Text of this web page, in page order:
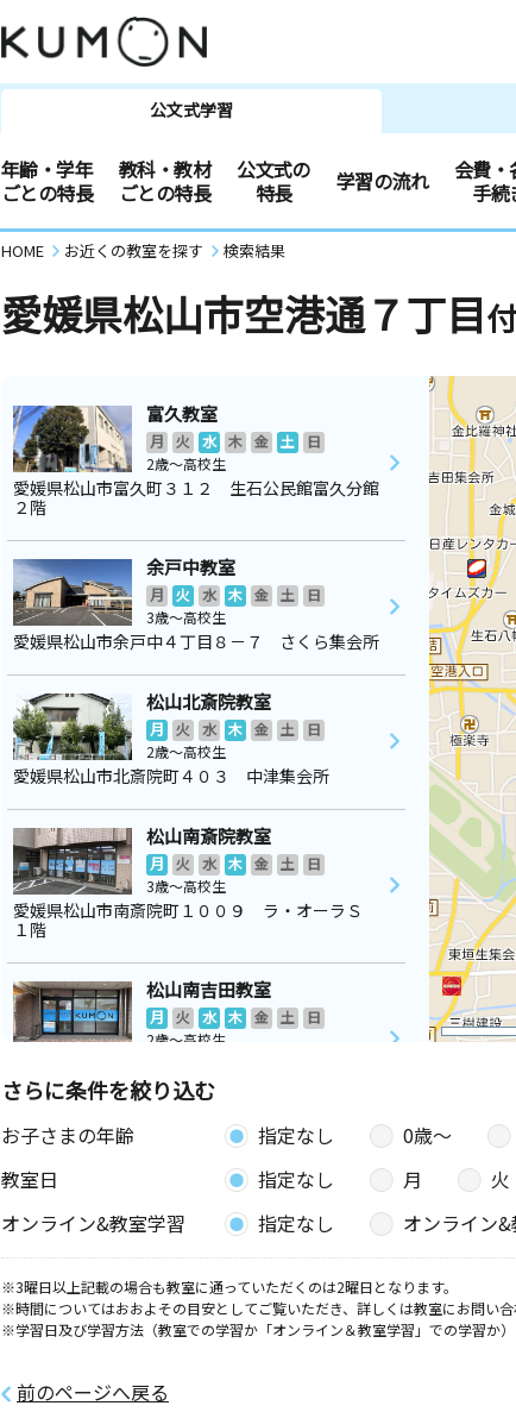
公文式学習
年齢・学年
ごとの特長
教科・教材
ごとの特長
公文式の
特長
学習の流れ
会費・
手続
HOME お近くの教室を探す 検索結果
愛媛県松山市空港通７丁目
富久教室
月 火 水 木 金 土
日
2歳～高校生
愛媛県松山市富久町３１２ 生石公民館富久分館
２階
余戸中教室
月 火 水 木 金 土
日
3歳～高校生
愛媛県松山市余戸中４丁目８－７ さくら集会所
松山北斎院教室
月 火 水 木 金 土
日
2歳～高校生
愛媛県松山市北斎院町４０３ 中津集会所
松山南斎院教室
月 火 水 木 金 土
日
3歳～高校生
愛媛県松山市南斎院町１００９ ラ・オーラＳ
１階
松山南吉田教室
月 火 水 木 金 土
日
2歳～高校生
松山１０１号室
余戸東教室
木 金 土
日
愛媛県松山市余戸東３丁目２－１０
松山土居田教室
月 火 水 木 金 土
日
2歳～中学生
さらに条件を絞り込む
お子さまの年齢 指定なし 0歳〜
教室日
指定なし 月 火
オンライン&教室学習
指定なし オンライン
※3曜日以上記載の場合も教室に通っていただくのは2曜日となります。
※時間についてはおおよその目安としてご覧いただき、詳しくは教室にお問い
※学習日及び学習方法（教室での学習か「オンライン＆教室学習」での学習か
前のページへ戻る